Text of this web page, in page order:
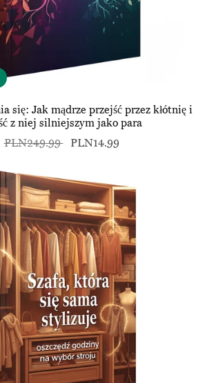
się: Jak mądrze przejść przez kłótnię i
z niej silniejszym jako para
PLN249.99 PLN14.99